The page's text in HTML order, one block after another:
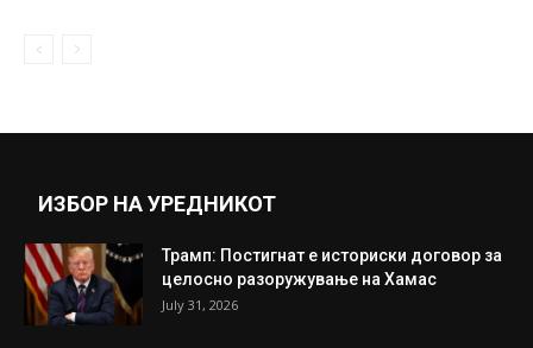
ИЗБОР НА УРЕДНИКОТ
Трамп: Постигнат е историски договор за
целосно разоружување на Хамас
July 31, 2026